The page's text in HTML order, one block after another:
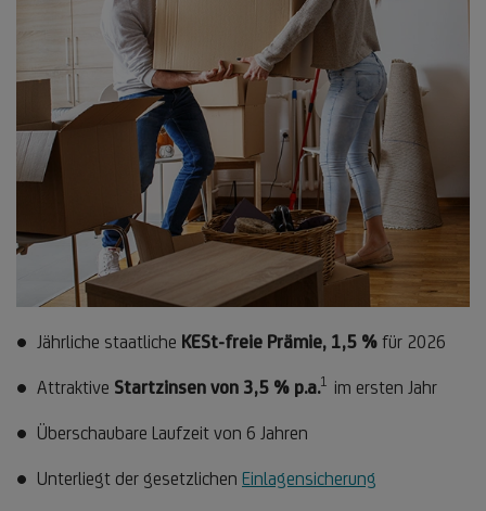
Jährliche staatliche KESt-freie Prämie, 1,5 % für 2026
Attraktive Startzinsen von 3,5 % p.a.1 Fußnote
im ersten Jahr
Überschaubare Laufzeit von 6 Jahren
Unterliegt der gesetzlichen Einlagensicherung